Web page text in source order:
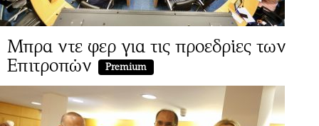
Μπρα ντε φερ για τις προεδρίες των
Επιτροπών
Premium